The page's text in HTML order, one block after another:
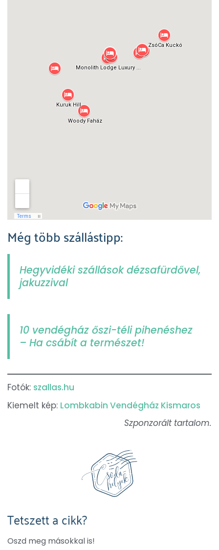
Még több szállástipp:
Hegyvidéki szállások dézsafürdővel,
jakuzzival
10 vendégház őszi-téli pihenéshez
– Ha csábít a természet!
Fotók: szallas.hu
Kiemelt kép: Lombkabin Vendégház Kismaros
Szponzorált tartalom.
Tetszett a cikk?
Oszd meg másokkal is!